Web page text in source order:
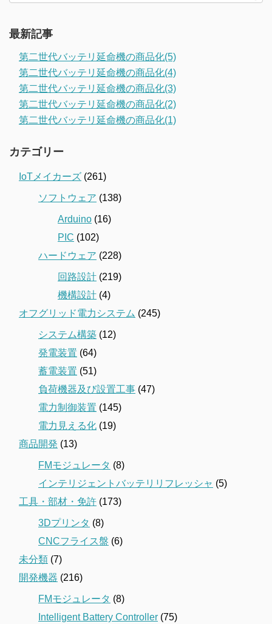
最新記事
第二世代バッテリ延命機の商品化(5)
第二世代バッテリ延命機の商品化(4)
第二世代バッテリ延命機の商品化(3)
第二世代バッテリ延命機の商品化(2)
第二世代バッテリ延命機の商品化(1)
カテゴリー
IoTメイカーズ (261)
ソフトウェア (138)
Arduino (16)
PIC (102)
ハードウェア (228)
回路設計 (219)
機構設計 (4)
オフグリッド電力システム (245)
システム構築 (12)
発電装置 (64)
蓄電装置 (51)
負荷機器及び設置工事 (47)
電力制御装置 (145)
電力見える化 (19)
商品開発 (13)
FMモジュレータ (8)
インテリジェントバッテリリフレッシャ (5)
工具・部材・免許 (173)
3Dプリンタ (8)
CNCフライス盤 (6)
未分類 (7)
開発機器 (216)
FMモジュレータ (8)
Intelligent Battery Controller (75)